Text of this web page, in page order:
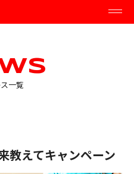
一覧
教えてキャンペーン